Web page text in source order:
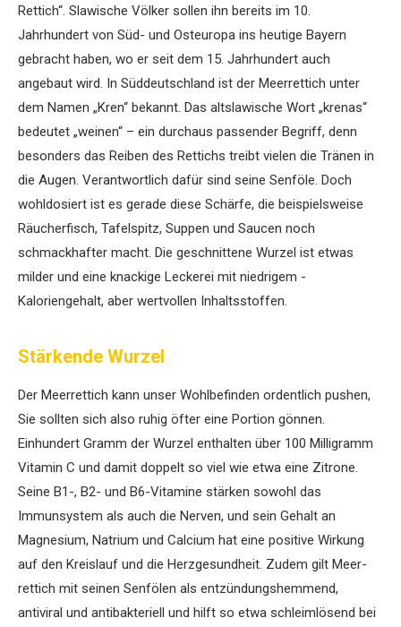
Rettich“. Slawische Völker sollen ihn bereits ­im 10.
Jahrhundert von Süd- und Osteuropa ins heutige Bayern
gebracht haben, wo er seit dem 15. Jahr­hundert auch
angebaut wird. In Süddeutschland ist der Meerrettich unter
dem Namen „Kren“ bekannt. Das altslawische Wort „krenas“
bedeutet „weinen“ – ein durchaus passender Begriff, denn
besonders das Reiben des Rettichs treibt vielen die Tränen in
die Augen. Verantwortlich dafür sind seine Senföle. Doch
wohldosiert ist es gerade diese Schärfe, die beispielsweise
Räucherfisch, Tafelspitz, Suppen und Saucen noch
schmackhafter macht. Die geschnittene Wurzel ist etwas
milder und eine ­knackige Leckerei mit niedrigem ­
Kaloriengehalt, aber wertvollen Inhaltsstoffen.
Stärkende Wurzel
Der Meerrettich kann unser Wohlbefinden ordentlich pushen,
Sie sollten sich also ruhig öfter eine Portion gönnen.
Einhundert Gramm der ­Wurzel enthalten über 100 Milligramm
Vitamin C und damit doppelt so viel wie etwa eine Zitrone.
Seine B1-, B2- und B6-Vitamine stärken sowohl das
Immunsystem als auch die Nerven, und sein Gehalt an
Magnesium, ­Natrium und Calcium hat eine positive Wirkung
auf den Kreislauf und die Herzgesundheit. Zudem gilt Meer­
rettich mit seinen Senfölen als entzündungshemmend,
antiviral und ­antibakteriell und hilft so etwa schleimlösend bei